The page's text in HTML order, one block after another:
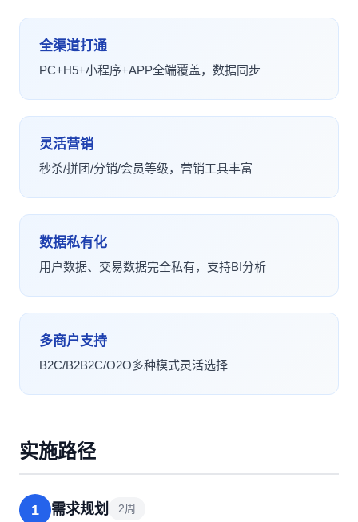
全渠道打通
PC+H5+小程序+APP全端覆盖，数据同步
灵活营销
秒杀/拼团/分销/会员等级，营销工具丰富
数据私有化
用户数据、交易数据完全私有，支持BI分析
多商户支持
B2C/B2B2C/O2O多种模式灵活选择
实施路径
1 需求规划 2周